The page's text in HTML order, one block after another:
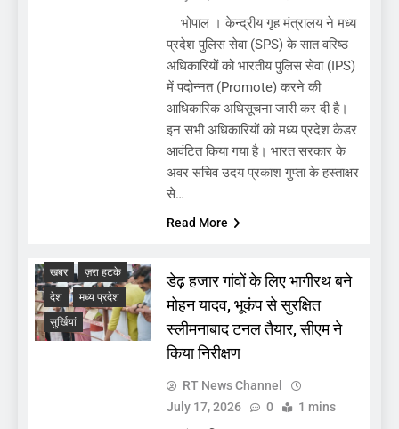
भोपाल । केन्द्रीय गृह मंत्रालय ने मध्य
प्रदेश पुलिस सेवा (SPS) के सात वरिष्ठ
अधिकारियों को भारतीय पुलिस सेवा (IPS)
में पदोन्नत (Promote) करने की
आधिकारिक अधिसूचना जारी कर दी है।
इन सभी अधिकारियों को मध्य प्रदेश कैडर
आवंटित किया गया है। भारत सरकार के
अवर सचिव उदय प्रकाश गुप्ता के हस्ताक्षर
से…
Read More
खबर
ज़रा हटके
देश
मध्य प्रदेश
सुर्खियां
डेढ़ हजार गांवों के लिए भागीरथ बने
मोहन यादव, भूकंप से सुरक्षित
स्लीमनाबाद टनल तैयार, सीएम ने
किया निरीक्षण
RT News Channel
July 17, 2026
0 1 mins